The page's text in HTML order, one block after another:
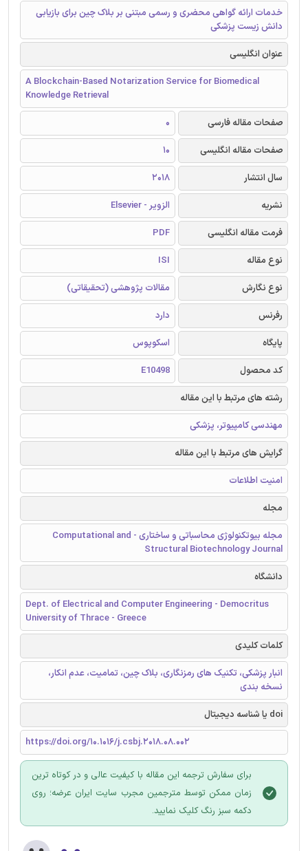
خدمات ارائه گواهی محضری و رسمی مبتنی بر بلاک چین برای بازیابی
دانش زیست پزشکی
عنوان انگلیسی
A Blockchain-Based Notarization Service for Biomedical
Knowledge Retrieval
صفحات مقاله فارسی
0
صفحات مقاله انگلیسی
10
سال انتشار
2018
نشریه
الزویر - Elsevier
فرمت مقاله انگلیسی
PDF
نوع مقاله
ISI
نوع نگارش
مقالات پژوهشی (تحقیقاتی)
رفرنس
دارد
پایگاه
اسکوپوس
کد محصول
E10498
رشته های مرتبط با این مقاله
مهندسی کامپیوتر، پزشکی
گرایش های مرتبط با این مقاله
امنیت اطلاعات
مجله
مجله بیوتکنولوژی محاسباتی و ساختاری - Computational and
Structural Biotechnology Journal
دانشگاه
Dept. of Electrical and Computer Engineering - Democritus
University of Thrace - Greece
کلمات کلیدی
انبار پزشکی، تکنیک های رمزنگاری، بلاک چین، تمامیت، عدم انکار،
نسخه بندی
doi یا شناسه دیجیتال
https://doi.org/10.1016/j.csbj.2018.08.002
برای سفارش ترجمه این مقاله با کیفیت عالی و در کوتاه ترین
زمان ممکن توسط مترجمین مجرب سایت ایران عرضه؛ روی
دکمه سبز رنگ کلیک نمایید.